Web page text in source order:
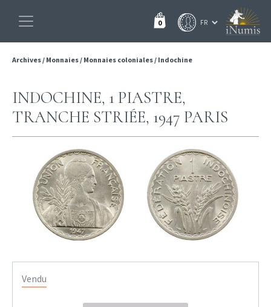
0
Archives/ Monnaies/ Monnaies coloniales/ Indochine
INDOCHINE, 1 PIASTRE,
TRANCHE STRIÉE, 1947 PARIS
Vendu